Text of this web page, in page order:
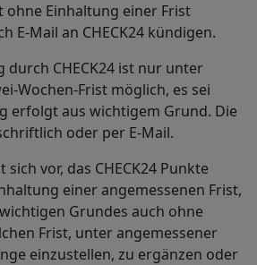
Einhaltung einer Frist
E-Mail an CHECK24 kündigen.
durch CHECK24 ist nur unter
Wochen-Frist möglich, es sei
erfolgt aus wichtigem Grund. Die
oder per E-Mail.
sich vor, das CHECK24 Punkte
einer angemessenen Frist,
Grundes auch ohne
Frist, unter angemessener
einzustellen, zu ergänzen oder